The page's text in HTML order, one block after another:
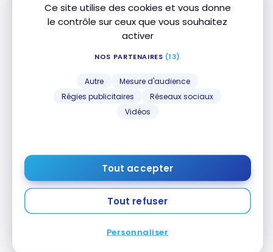
Ce site utilise des cookies et vous donne
le contrôle sur ceux que vous souhaitez
activer
NOS PARTENAIRES (13)
Autre
Mesure d'audience
Régies publicitaires
Réseaux sociaux
Vidéos
Tout accepter
Tout refuser
Personnaliser
Paris-Charles de Gaulle et Amsterdam Schiphol au
départ de l’aéroport international d’Abu Dhabi.
Voici les plus récentes nouvelles d’Air France-KLM